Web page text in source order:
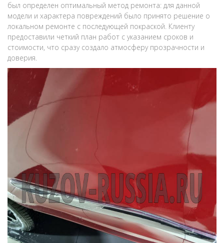
был определен оптимальный метод ремонта: для данной
модели и характера повреждений было принято решение о
локальном ремонте с последующей покраской. Клиенту
предоставили четкий план работ с указанием сроков и
стоимости, что сразу создало атмосферу прозрачности и
доверия.